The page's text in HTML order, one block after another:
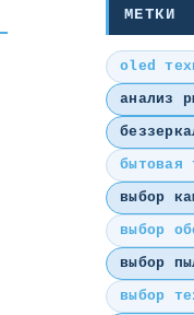
МЕТКИ
oled
анализ
бытовая
выбор
выбор
выбор
выбор